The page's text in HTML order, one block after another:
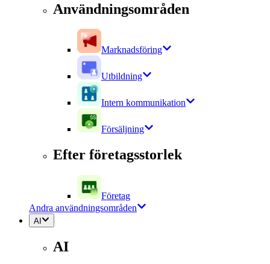
Användningsområden
Marknadsföring
Utbildning
Intern kommunikation
Försäljning
Efter företagsstorlek
Företag
Andra användningsområden
AI
AI